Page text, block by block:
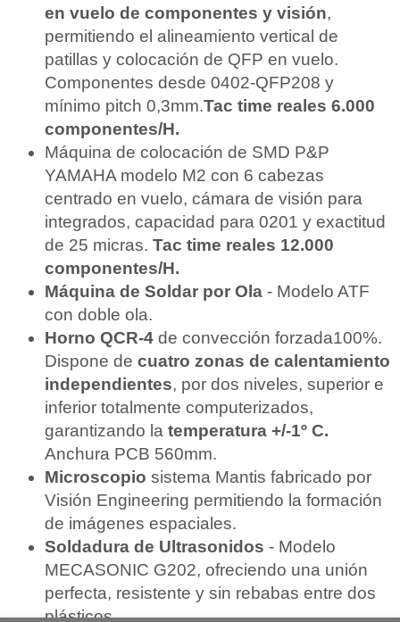
en vuelo de componentes y visión,
permitiendo el alineamiento vertical de
patillas y colocación de QFP en vuelo.
Componentes desde 0402-QFP208 y
mínimo pitch 0,3mm.Tac time reales 6.000
componentes/H.
Máquina de colocación de SMD P&P
YAMAHA modelo M2 con 6 cabezas
centrado en vuelo, cámara de visión para
integrados, capacidad para 0201 y exactitud
de 25 micras. Tac time reales 12.000
componentes/H.
Máquina de Soldar por Ola - Modelo ATF
con doble ola.
Horno QCR-4 de convección forzada100%.
Dispone de cuatro zonas de calentamiento
independientes, por dos niveles, superior e
inferior totalmente computerizados,
garantizando la temperatura +/-1º C.
Anchura PCB 560mm.
Microscopio sistema Mantis fabricado por
Visión Engineering permitiendo la formación
de imágenes espaciales.
Soldadura de Ultrasonidos - Modelo
MECASONIC G202, ofreciendo una unión
perfecta, resistente y sin rebabas entre dos
plásticos.